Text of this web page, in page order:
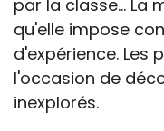
par la classe... La
qu'elle impose
d'expérience. Les
l'occasion de
inexplorés.